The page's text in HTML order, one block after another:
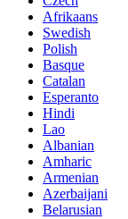
Afrikaans
Swedish
Polish
Basque
Catalan
Esperanto
Hindi
Lao
Albanian
Amharic
Armenian
Azerbaijani
Belarusian